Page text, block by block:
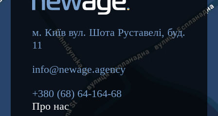
м. Київ вул. Шота Руставелі, буд.
11
info@newage.agency
+380 (68) 64-164-68
Про нас